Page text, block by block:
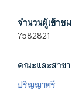
จำนวนผู้เข้าชม
7582821
คณะและสาขา
ปริญญาตรี